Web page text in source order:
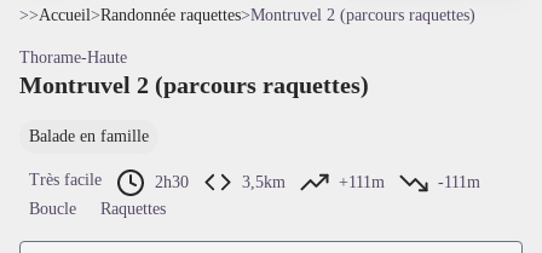
>>Accueil>Randonnée raquettes>Montruvel 2 (parcours raquettes)
Thorame-Haute
Montruvel 2 (parcours raquettes)
Balade en famille
Très facile 2h30 3,5km +111m
-111m
Boucle
Raquettes